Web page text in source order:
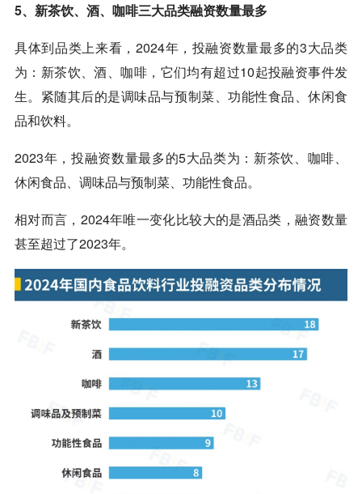
5、新茶饮、酒、咖啡三大品类融资数量最多
具体到品类上来看，2024年，投融资数量最多的3大品类
为：新茶饮、酒、咖啡，它们均有超过10起投融资事件发
生。紧随其后的是调味品与预制菜、功能性食品、休闲食
品和饮料。
2023年，投融资数量最多的5大品类为：新茶饮、咖啡、
休闲食品、调味品与预制菜、功能性食品。
相对而言，2024年唯一变化比较大的是酒品类，融资数量
甚至超过了2023年。